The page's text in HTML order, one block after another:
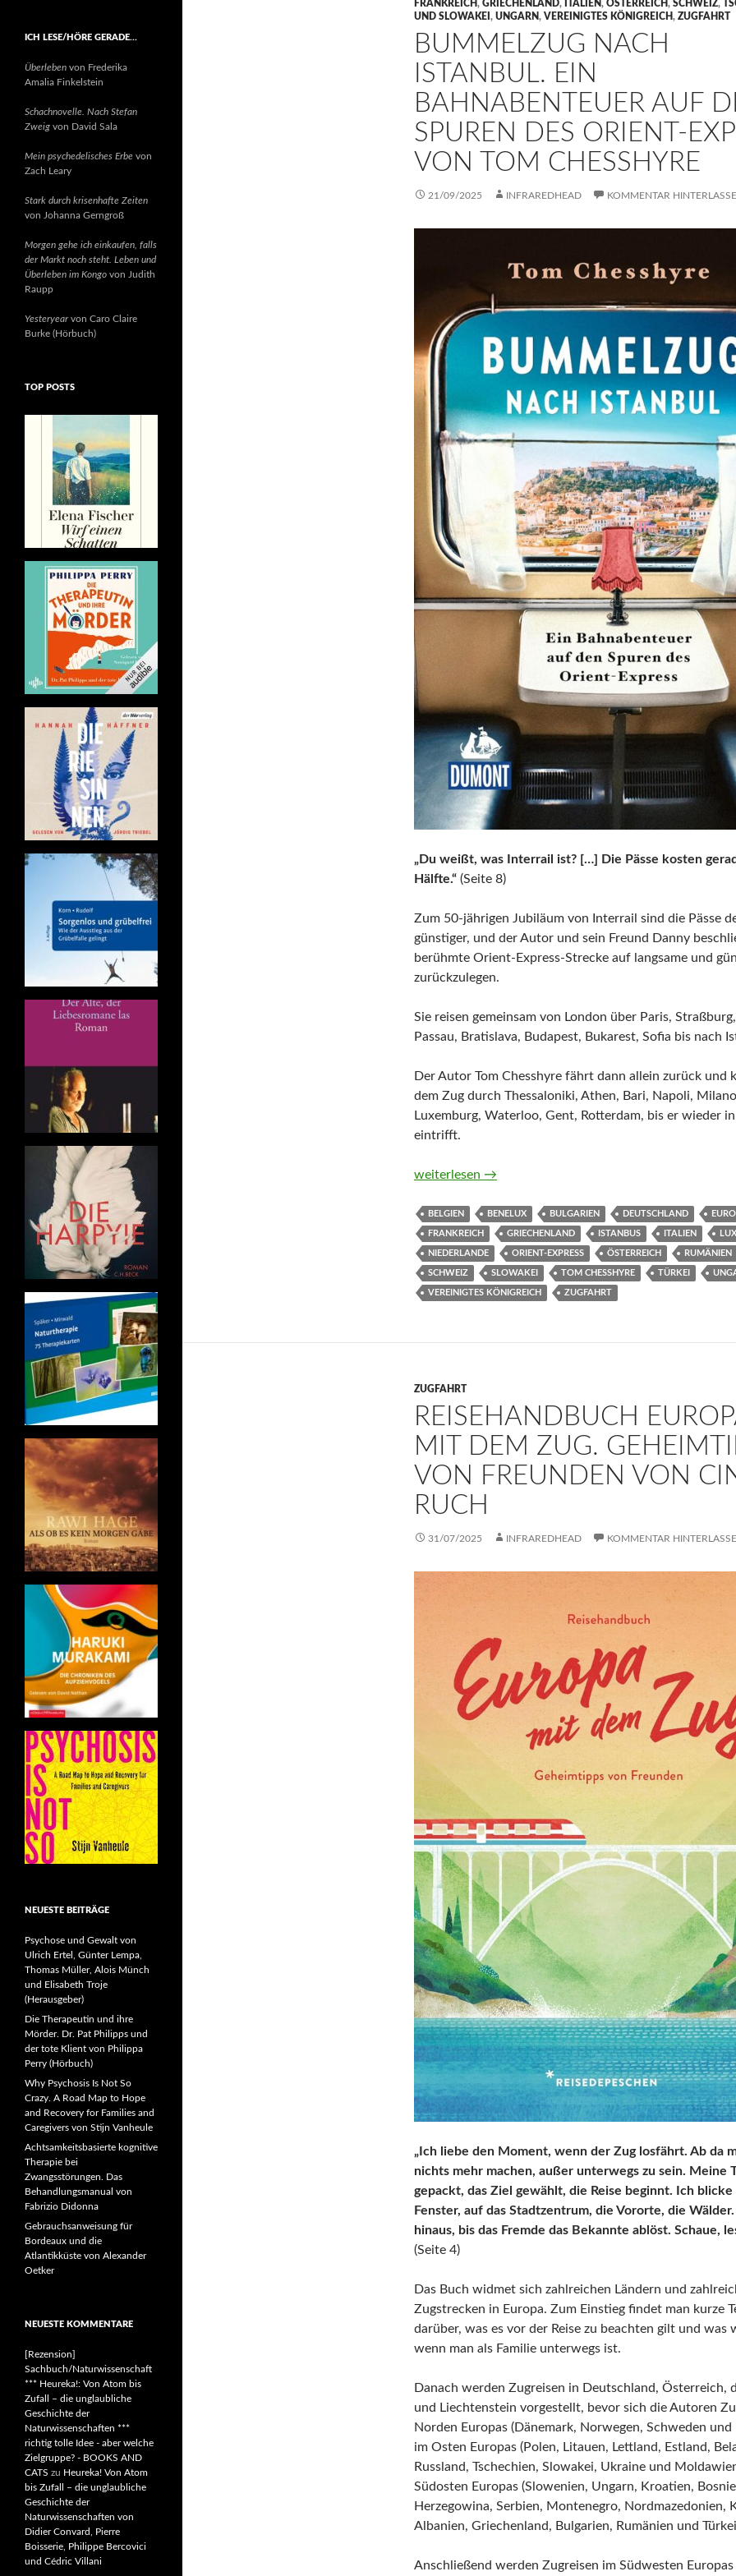
FRANKREICH, GRIECHENLAND, ITALIEN, ÖSTERREICH, SCHWEIZ,
UND SLOWAKEI , UNGARN, VEREINIGTES KÖNIGREICH, ZUGFAHRT
BUMMELZUG NACH
ISTANBUL. EIN
BAHNABENTEUER AUF
SPUREN DES ORIENT-
VON TOM CHESSHYRE
21/09/2025 INFRAREDHEAD KOMMENTAR
„Du weißt, was Interrail ist? […] Die Pässe kosten
Hälfte.“ (Seite 8)
Zum 50-jährigen Jubiläum von Interrail sind die Pässe
günstiger, und der Autor und sein Freund Danny
berühmte Orient-Express-Strecke auf langsame und
zurückzulegen.
Sie reisen gemeinsam von London über Paris,
Passau, Bratislava, Budapest, Bukarest, Sofia bis nach
Der Autor Tom Chesshyre fährt dann allein zurück und
dem Zug durch Thessaloniki, Athen, Bari, Napoli,
Luxemburg, Waterloo, Gent, Rotterdam, bis er wieder
eintrifft.
Bummelzug nach Istanbul. Ein Bahnabenteuer auf den
weiterlesen →
BELGIEN BENELUX BULGARIEN DEUTSCHLAND
FRANKREICH GRIECHENLAND ISTANBUS ITALIEN
NIEDERLANDE ORIENT-EXPRESS ÖSTERREICH RUMÄNIEN
SCHWEIZ SLOWAKEI TOM CHESSHYRE TÜRKEI
VEREINIGTES KÖNIGREICH ZUGFAHRT
ZUGFAHRT
REISEHANDBUCH
MIT DEM ZUG.
VON FREUNDEN VON
RUCH
31/07/2025 INFRAREDHEAD KOMMENTAR
„Ich liebe den Moment, wenn der Zug losfährt. Ab da
nichts mehr machen, außer unterwegs zu sein. Meine
gepackt, das Ziel gewählt, die Reise beginnt. Ich blicke
Fenster, auf das Stadtzentrum, die Vororte, die Wälder.
hinaus, bis das Fremde das Bekannte ablöst. Schaue,
(Seite 4)
Das Buch widmet sich zahlreichen Ländern und
Zugstrecken in Europa. Zum Einstieg findet man kurze
darüber, was es vor der Reise zu beachten gilt und was
wenn man als Familie unterwegs ist.
Danach werden Zugreisen in Deutschland, Österreich,
und Liechtenstein vorgestellt, bevor sich die Autoren
Norden Europas (Dänemark, Norwegen, Schweden und
im Osten Europas (Polen, Litauen, Lettland, Estland,
Russland, Tschechien, Slowakei, Ukraine und
Südosten Europas (Slowenien, Ungarn, Kroatien,
Herzegowina, Serbien, Montenegro, Nordmazedonien,
Albanien, Griechenland, Bulgarien, Rumänien und
Anschließend werden Zugreisen im Südwesten Europas
ICH LESE/HÖRE GERADE…
Überleben von Frederika
Amalia Finkelstein
Schachnovelle. Nach Stefan
Zweig von David Sala
Mein psychedelisches Erbe von
Zach Leary
Stark durch krisenhafte Zeiten
von Johanna Gerngroß
Morgen gehe ich einkaufen, falls
der Markt noch steht. Leben und
Überleben im Kongo von Judith
Raupp
Yesteryearvon Caro Claire
Burke (Hörbuch)
TOP POSTS
NEUESTE BEITRÄGE
Psychose und Gewalt von
Ulrich Ertel, Günter Lempa,
Thomas Müller, Alois Münch
und Elisabeth Troje
(Herausgeber)
Die Therapeutin und ihre
Mörder. Dr. Pat Philipps und
der tote Klient von Philippa
Perry (Hörbuch)
Why Psychosis Is Not So
Crazy. A Road Map to Hope
and Recovery for Families and
Caregivers von Stijn Vanheule
Achtsamkeitsbasierte kognitive
Therapie bei
Zwangsstörungen. Das
Behandlungsmanual von
Fabrizio Didonna
Gebrauchsanweisung für
Bordeaux und die
Atlantikküste von Alexander
Oetker
NEUESTE KOMMENTARE
[Rezension]
Sachbuch/Naturwissenschaft
*** Heureka!: Von Atom bis
Zufall – die unglaubliche
Geschichte der
Naturwissenschaften ***
richtig tolle Idee - aber welche
Zielgruppe? - BOOKS AND
CATS zu Heureka! Von Atom
bis Zufall – die unglaubliche
Geschichte der
Naturwissenschaften von
Didier Convard, Pierre
Boisserie, Philippe Bercovici
und Cédric Villani